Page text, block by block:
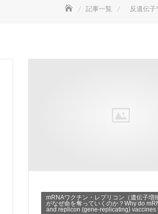
記事一覧 反遺伝子
mRNAワクチン・レプリコン（遺伝子増
がなぜ命を奪っていくのか？Why do
and replicon (gene-replicating) vaccines